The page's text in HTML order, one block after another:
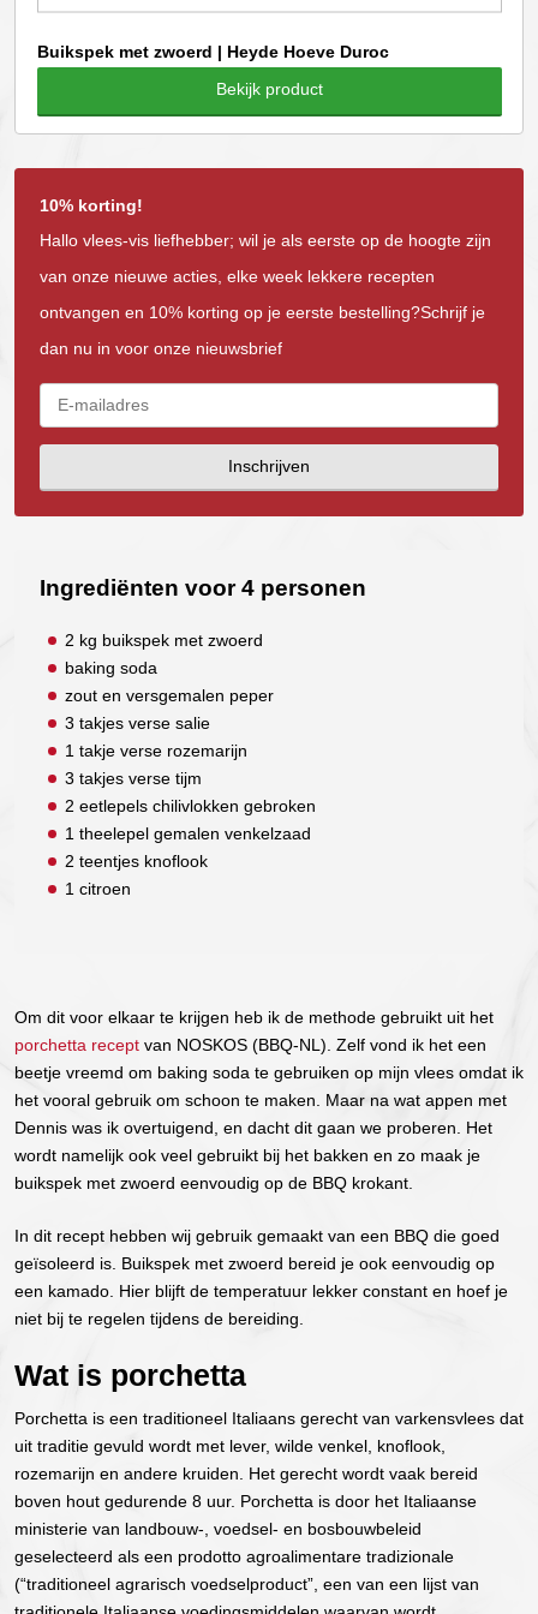
Buikspek met zwoerd | Heyde Hoeve Duroc
Bekijk product
10% korting!
Hallo vlees-vis liefhebber; wil je als eerste op de hoogte zijn
van onze nieuwe acties, elke week lekkere recepten
ontvangen en 10% korting op je eerste bestelling?Schrijf je
dan nu in voor onze nieuwsbrief
Inschrijven
Ingrediënten voor 4 personen
2 kg buikspek met zwoerd
baking soda
zout en versgemalen peper
3 takjes verse salie
1 takje verse rozemarijn
3 takjes verse tijm
2 eetlepels chilivlokken gebroken
1 theelepel gemalen venkelzaad
2 teentjes knoflook
1 citroen
Om dit voor elkaar te krijgen heb ik de methode gebruikt uit het
porchetta recept van NOSKOS (BBQ-NL). Zelf vond ik het een
beetje vreemd om baking soda te gebruiken op mijn vlees omdat ik
het vooral gebruik om schoon te maken. Maar na wat appen met
Dennis was ik overtuigend, en dacht dit gaan we proberen. Het
wordt namelijk ook veel gebruikt bij het bakken en zo maak je
buikspek met zwoerd eenvoudig op de BBQ krokant.
In dit recept hebben wij gebruik gemaakt van een BBQ die goed
geïsoleerd is. Buikspek met zwoerd bereid je ook eenvoudig op
een kamado. Hier blijft de temperatuur lekker constant en hoef je
niet bij te regelen tijdens de bereiding.
Wat is porchetta
Porchetta is een traditioneel Italiaans gerecht van varkensvlees dat
uit traditie gevuld wordt met lever, wilde venkel, knoflook,
rozemarijn en andere kruiden. Het gerecht wordt vaak bereid
boven hout gedurende 8 uur. Porchetta is door het Italiaanse
ministerie van landbouw-, voedsel- en bosbouwbeleid
geselecteerd als een prodotto agroalimentare tradizionale
(“traditioneel agrarisch voedselproduct”, een van een lijst van